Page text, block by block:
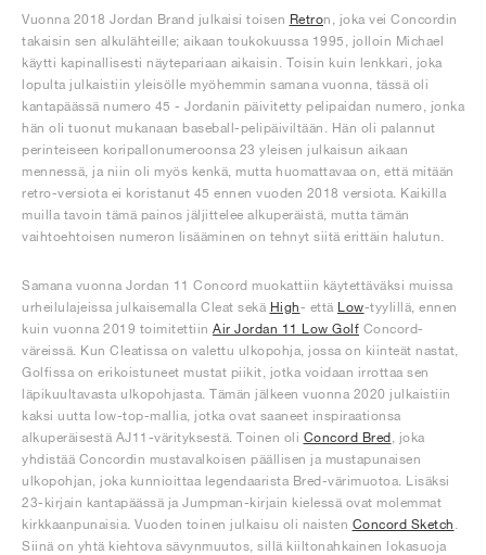
Vuonna 2018 Jordan Brand julkaisi toisen Retron, joka vei Concordin
takaisin sen alkulähteille; aikaan toukokuussa 1995, jolloin Michael
käytti kapinallisesti näytepariaan aikaisin. Toisin kuin lenkkari, joka
lopulta julkaistiin yleisölle myöhemmin samana vuonna, tässä oli
kantapäässä numero 45 - Jordanin päivitetty pelipaidan numero, jonka
hän oli tuonut mukanaan baseball-pelipäiviltään. Hän oli palannut
perinteiseen koripallonumeroonsa 23 yleisen julkaisun aikaan
mennessä, ja niin oli myös kenkä, mutta huomattavaa on, että mitään
retro-versiota ei koristanut 45 ennen vuoden 2018 versiota. Kaikilla
muilla tavoin tämä painos jäljittelee alkuperäistä, mutta tämän
vaihtoehtoisen numeron lisääminen on tehnyt siitä erittäin halutun.
Samana vuonna Jordan 11 Concord muokattiin käytettäväksi muissa
urheilulajeissa julkaisemalla Cleat sekä High- että Low-tyylillä, ennen
kuin vuonna 2019 toimitettiin Air Jordan 11 Low Golf Concord-
väreissä. Kun Cleatissa on valettu ulkopohja, jossa on kiinteät nastat,
Golfissa on erikoistuneet mustat piikit, jotka voidaan irrottaa sen
läpikuultavasta ulkopohjasta. Tämän jälkeen vuonna 2020 julkaistiin
kaksi uutta low-top-mallia, jotka ovat saaneet inspiraationsa
alkuperäisestä AJ11-värityksestä. Toinen oli Concord Bred, joka
yhdistää Concordin mustavalkoisen päällisen ja mustapunaisen
ulkopohjan, joka kunnioittaa legendaarista Bred-värimuotoa. Lisäksi
23-kirjain kantapäässä ja Jumpman-kirjain kielessä ovat molemmat
kirkkaanpunaisia. Vuoden toinen julkaisu oli naisten Concord Sketch .
Siinä on yhtä kiehtova sävynmuutos, sillä kiiltonahkainen lokasuoja